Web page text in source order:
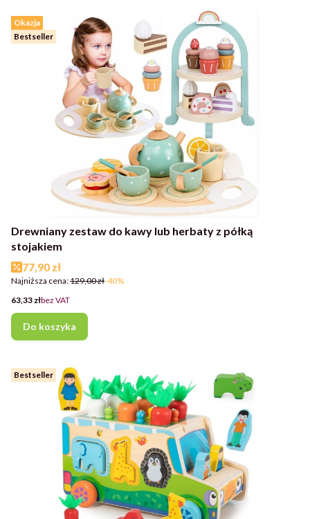
Okazja
Bestseller
Drewniany zestaw do kawy lub herbaty z półką
stojakiem
Cena promocyjna
77,90 zł
Najniższa cena:129,00 zł-40%
Cena
63,33 złbez VAT
Do koszyka
Bestseller